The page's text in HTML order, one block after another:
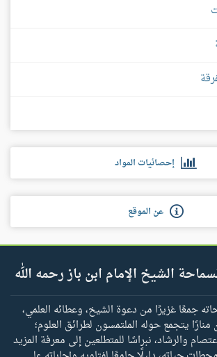
إحصائيات المواد
عن الموقع
الشيخ الإمام ابن باز رحمه الله
جمعًا غزيرًا من دعوة الشيخ، وعطائه العلمي،
منارًا يتجمع حوله الملتمسون لطرائق العلوم؛
والرشاد، نبراسًا للمتطلعين إلى معرفة المزيد